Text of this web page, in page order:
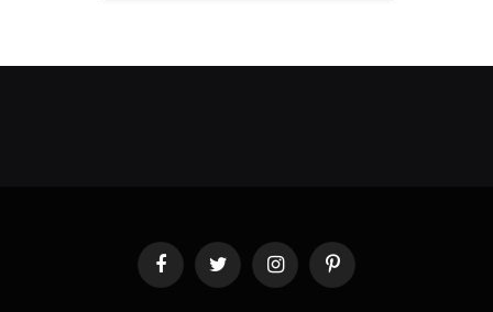
FacebookTwitter InstagramPinterest